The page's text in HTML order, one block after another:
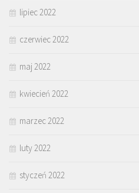
lipiec 2022
czerwiec 2022
maj 2022
kwiecień 2022
marzec 2022
luty 2022
styczeń 2022